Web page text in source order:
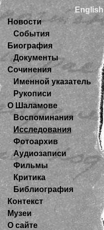
English
Новости
События
Биография
Документы
Сочинения
Именной указатель
Рукописи
О Шаламове
Воспоминания
Исследования
Фотоархив
Аудиозаписи
Фильмы
Критика
Библиография
Контекст
Музеи
О сайте